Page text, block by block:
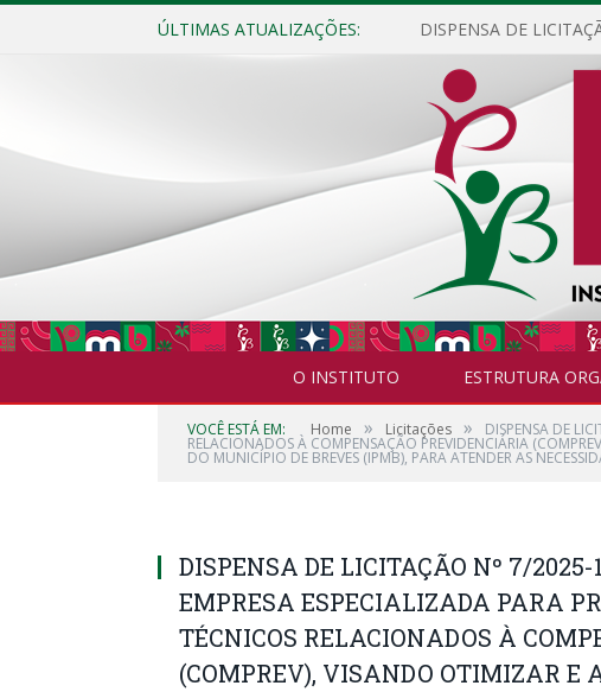
ÚLTIMAS ATUALIZAÇÕES:
O INSTITUTO ESTRUTURA
VOCÊ ESTÁ EM: Home » Licitações » DISPENSA DE
RELACIONADOS À COMPENSAÇÃO PREVIDENCIÁRIA
DO MUNICÍPIO DE BREVES (IPMB), PARA ATENDER AS
DISPENSA DE LICITAÇÃO Nº 7/2025-
EMPRESA ESPECIALIZADA PARA
TÉCNICOS RELACIONADOS À
(COMPREV), VISANDO OTIMIZAR E